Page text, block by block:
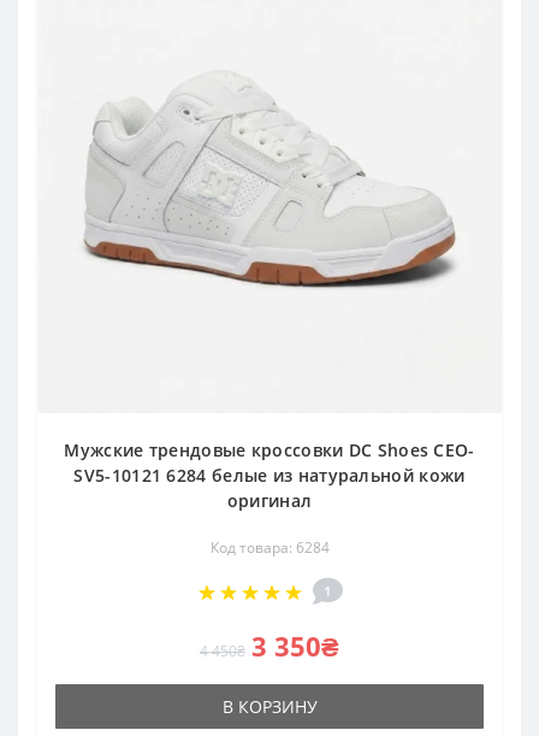
Мужские трендовые кроссовки DC Shoes CEO-
SV5-10121 6284 белые из натуральной кожи
оригинал
Код товара: 6284
1
4 450₴ 3 350₴
В КОРЗИНУ